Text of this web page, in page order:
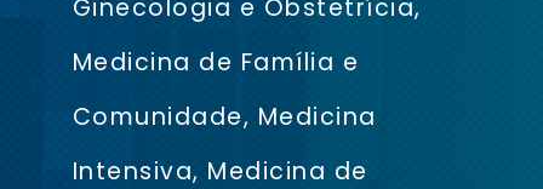
Ginecologia e Obstetrícia,
Medicina de Família e
Comunidade, Medicina
Intensiva, Medicina de